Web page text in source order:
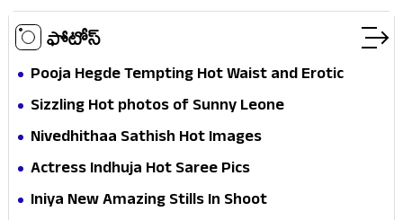
ఫోటోస్
Pooja Hegde Tempting Hot Waist and Erotic
Expression in Black Saree
Sizzling Hot photos of Sunny Leone
Nivedhithaa Sathish Hot Images
Actress Indhuja Hot Saree Pics
Iniya New Amazing Stills In Shoot